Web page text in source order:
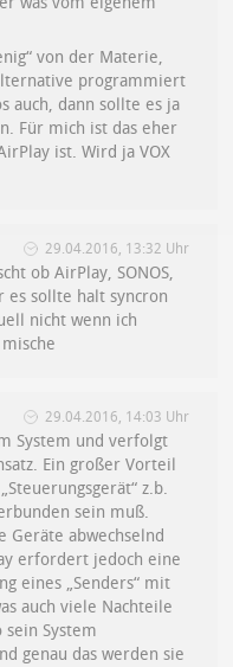
von der Materie,
programmiert
auch, dann sollte es ja
Für mich ist das eher
ist. Wird ja VOX
29.04.2016, 13:32 Uhr
ob AirPlay, SONOS,
es sollte halt syncron
nicht wenn ich
29.04.2016, 14:03 Uhr
System und verfolgt
Ein großer Vorteil
z.b.
sein muß.
Geräte abwechselnd
erfordert jedoch eine
eines „Senders“ mit
auch viele Nachteile
sein System
genau das werden sie